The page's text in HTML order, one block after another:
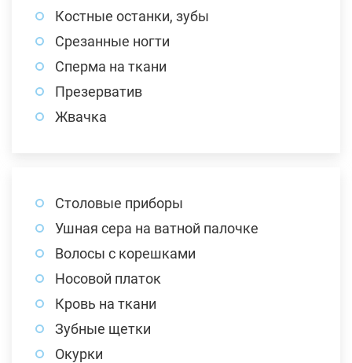
Костные останки, зубы
Срезанные ногти
Сперма на ткани
Презерватив
Жвачка
Столовые приборы
Ушная сера на ватной палочке
Волосы с корешками
Носовой платок
Кровь на ткани
Зубные щетки
Окурки